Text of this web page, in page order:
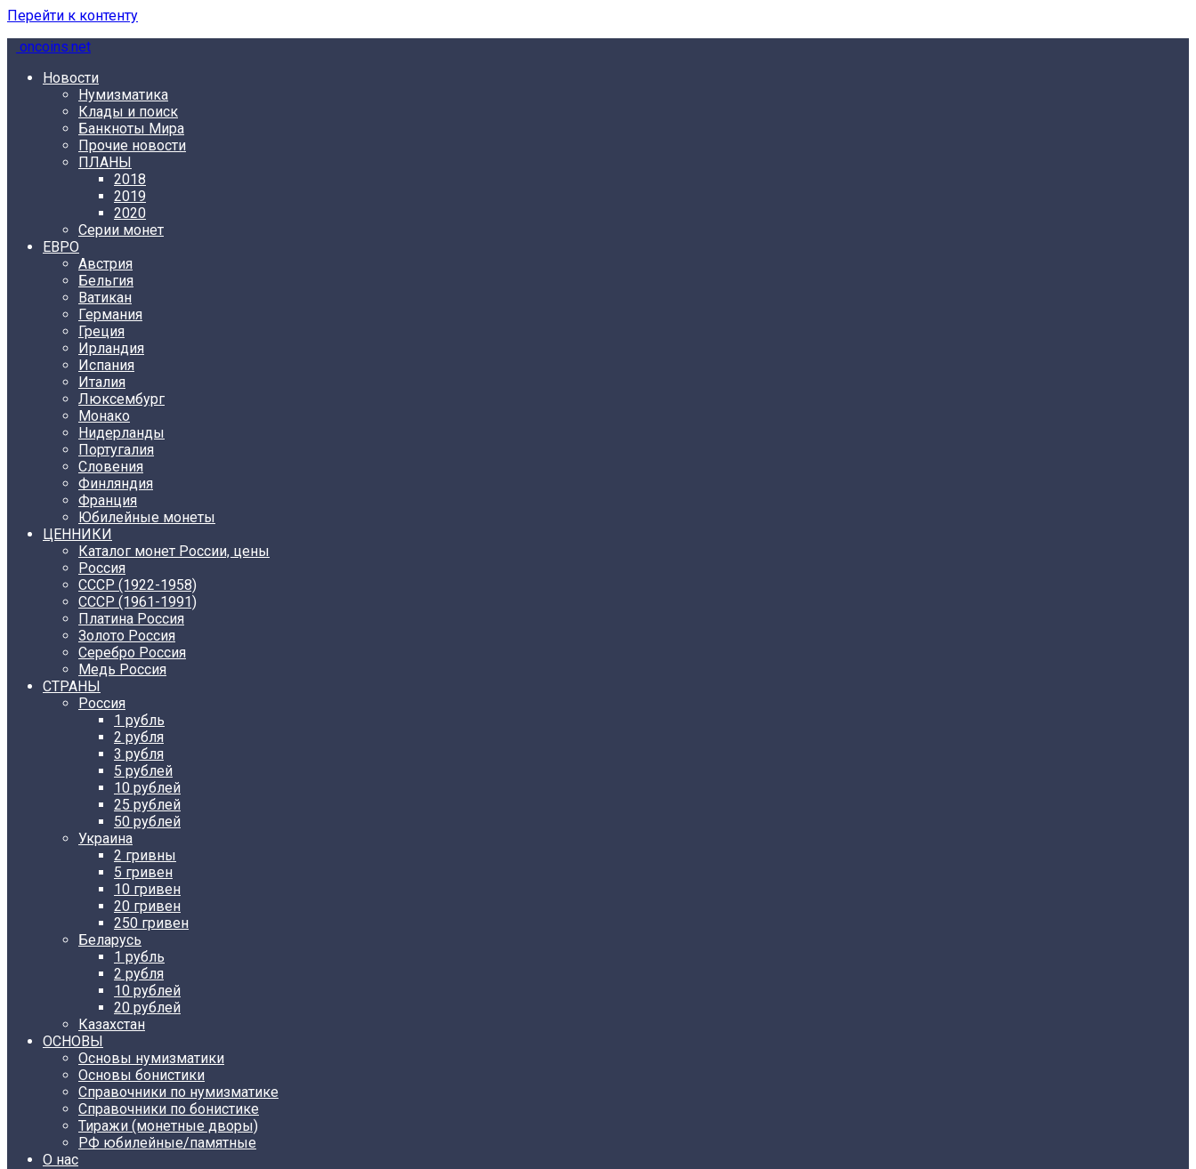
Перейти к контенту
oncoins.net
Новости
Нумизматика
Клады и поиск
Банкноты Мира
Прочие новости
ПЛАНЫ
2018
2019
2020
Серии монет
ЕВРО
Австрия
Бельгия
Ватикан
Германия
Греция
Ирландия
Испания
Италия
Люксембург
Монако
Нидерланды
Португалия
Словения
Финляндия
Франция
Юбилейные монеты
ЦЕННИКИ
Каталог монет России, цены
Россия
СССР (1922-1958)
CCCР (1961-1991)
Платина Россия
Золото Россия
Серебро Россия
Медь Россия
СТРАНЫ
Россия
1 рубль
2 рубля
3 рубля
5 рублей
10 рублей
25 рублей
50 рублей
Украина
2 гривны
5 гривен
10 гривен
20 гривен
250 гривен
Беларусь
1 рубль
2 рубля
10 рублей
20 рублей
Казахстан
ОСНОВЫ
Основы нумизматики
Основы бонистики
Справочники по нумизматике
Справочники по бонистике
Тиражи (монетные дворы)
РФ юбилейные/памятные
О нас